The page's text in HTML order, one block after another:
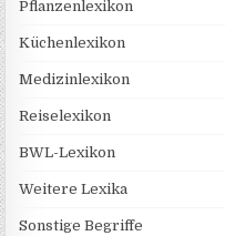
Pflanzenlexikon
Küchenlexikon
Medizinlexikon
Reiselexikon
BWL-Lexikon
Weitere Lexika
Sonstige Begriffe